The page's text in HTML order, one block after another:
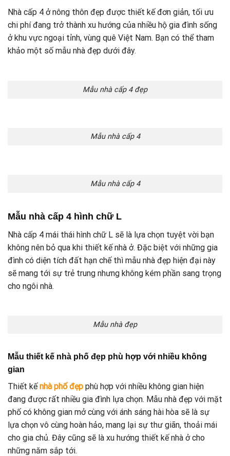
Nhà cấp 4 ở nông thôn đẹp được thiết kế đơn giản, tối ưu
chi phí đang trở thành xu hướng của nhiều hộ gia đình sống
ở khu vực ngoại tỉnh, vùng quê Việt Nam. Bạn có thể tham
khảo một số mẫu nhà đẹp dưới đây.
Mẫu nhà cấp 4 đẹp
Mẫu nhà cấp 4
Mẫu nhà cấp 4
Mẫu nhà cấp 4 hình chữ L
Nhà cấp 4 mái thái hình chữ L sẽ là lựa chọn tuyệt vời bạn
không nên bỏ qua khi thiết kế nhà ở. Đặc biệt với những gia
đình có diện tích đất hạn chế thì mẫu nhà đẹp hiện đại này
sẽ mang tới sự trẻ trung nhưng không kém phần sang trọng
cho ngôi nhà.
Mẫu nhà đẹp
Mẫu thiết kế nhà phố đẹp phù hợp với nhiều không
gian
Thiết kế nhà phố đẹp phù hợp với nhiều không gian hiện
đang được rất nhiều gia đình lựa chọn. Mẫu nhà đẹp với mặt
phố có không gian mở cùng với ánh sáng hài hòa sẽ là sự
lựa chọn vô cùng hoàn hảo, mang lại sự thư giãn, thoải mái
cho gia chủ. Đây cũng sẽ là xu hướng thiết kế nhà ở cho
những năm sắp tới.